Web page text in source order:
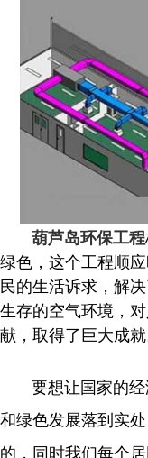
葫芦岛环保工程
绿色，这个工程顺
民的生活诉求，解
生存的空气环境，
献，取得了巨大成就
要想让国家的
和绿色发展落到实
的，同时我们每个